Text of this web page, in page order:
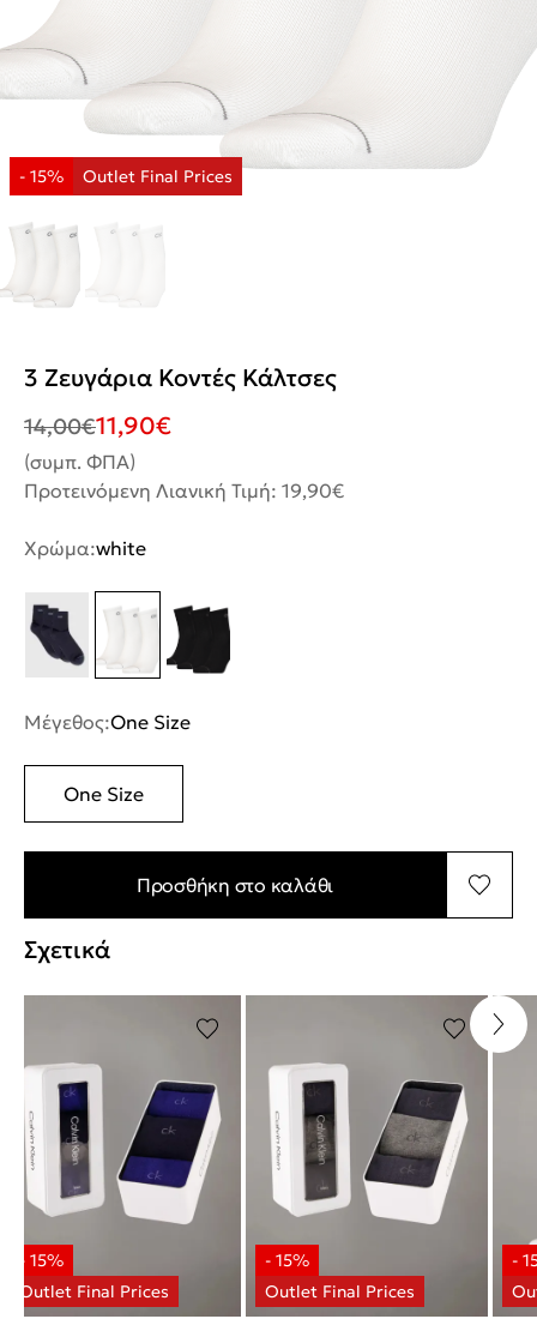
3 Ζευγάρια Κοντές Κάλτσες
14,00€11,90€
(συμπ. ΦΠΑ)
Προτεινόμενη Λιανική Τιμή: 19,90€
Χρώμα:white
Μέγεθος:One Size
One Size
Προσθήκη στο καλάθι
Σχετικά